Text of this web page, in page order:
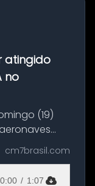
atingido
no
(19)
no
durante a
cm7brasil.com
0:00 / 1:07